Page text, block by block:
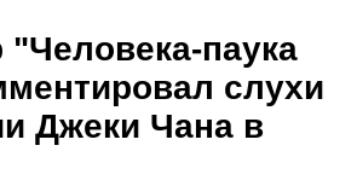
"Человека-паука
слухи
Джеки Чана в